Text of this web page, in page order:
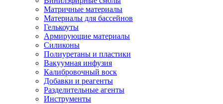
Матричные материалы
Материалы для бассейнов
Гелькоуты
Армирующие материалы
Силиконы
Полиуретаны и пластики
Вакуумная инфузия
Калибровочный воск
Добавки и реагенты
Разделительные агенты
Инструменты